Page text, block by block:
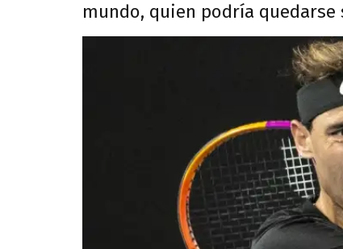
mundo, quien podría quedarse